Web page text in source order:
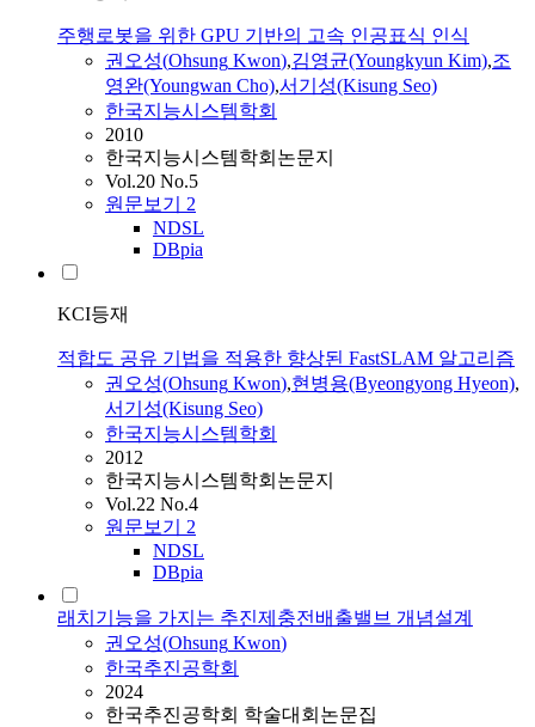
주행로봇을 위한 GPU 기반의 고속 인공표식 인식
권오성(Ohsung Kwon),김영균(Youngkyun Kim),조
영완(Youngwan Cho),서기성(Kisung Seo)
한국지능시스템학회
2010
한국지능시스템학회논문지
Vol.20 No.5
원문보기 2
NDSL
DBpia
KCI등재
적합도 공유 기법을 적용한 향상된 FastSLAM 알고리즘
권오성(Ohsung Kwon),현병용(Byeongyong Hyeon),
서기성(Kisung Seo)
한국지능시스템학회
2012
한국지능시스템학회논문지
Vol.22 No.4
원문보기 2
NDSL
DBpia
래치기능을 가지는 추진제충전배출밸브 개념설계
권오성(Ohsung Kwon)
한국추진공학회
2024
한국추진공학회 학술대회논문집